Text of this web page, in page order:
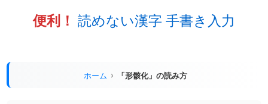
便利！ 読めない漢字 手書き入力
ホーム 「形骸化」の読み方